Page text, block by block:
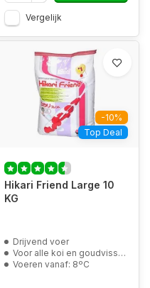
Vergelijk
-10%
Top Deal
Hikari Friend Large 10
KG
Drijvend voer
Voor alle koi en goudvissen
Voeren vanaf: 8ºC